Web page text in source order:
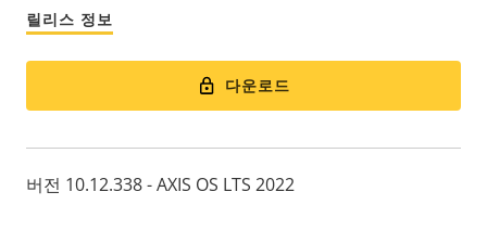
릴리스 정보
다운로드
버전 10.12.338 - AXIS OS LTS 2022